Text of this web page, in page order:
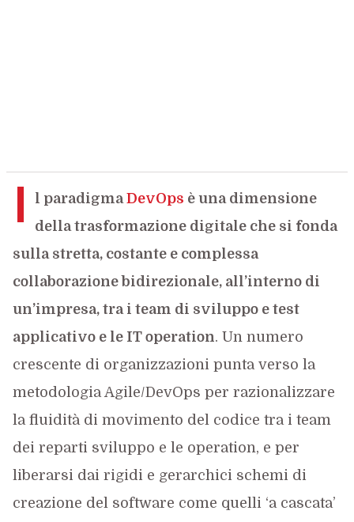
I l paradigmaDevOps è una dimensione
della trasformazione digitale che si fonda
sulla stretta, costante e complessa
collaborazione bidirezionale, all’interno di
un’impresa, tra i team di sviluppo e test
applicativo e le IT operation. Un numero
crescente di organizzazioni punta verso la
metodologia Agile/DevOps per razionalizzare
la fluidità di movimento del codice tra i team
dei reparti sviluppo e le operation, e per
liberarsi dai rigidi e gerarchici schemi di
creazione del software come quelli ‘a cascata’